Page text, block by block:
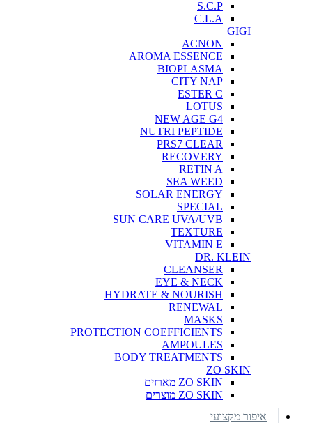
S.C.P
C.L.A
GIGI
ACNON
AROMA ESSENCE
BIOPLASMA
CITY NAP
ESTER C
LOTUS
NEW AGE G4
NUTRI PEPTIDE
PRS7 CLEAR
RECOVERY
RETIN A
SEA WEED
SOLAR ENERGY
SPECIAL
SUN CARE UVA/UVB
TEXTURE
VITAMIN E
DR. KLEIN
CLEANSER
EYE & NECK
HYDRATE & NOURISH
RENEWAL
MASKS
PROTECTION COEFFICIENTS
AMPOULES
BODY TREATMENTS
ZO SKIN
ZO SKIN מארזים
ZO SKIN מוצרים
איפור מקצועי